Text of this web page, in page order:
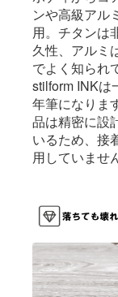
ンや高級アル
用。チタンは
久性、アルミ
でよく知られ
stilform INKは
年筆になりま
品は精密に設
いるため、接
用していませ